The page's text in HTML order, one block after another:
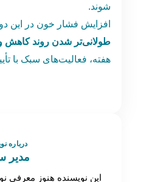
شوند.
افزایش فشار خون در این
طولانی‌تر شدن روند کاهش
هفته، فعالیت‌های سبک با
درباره
مدیر
این نویسنده هنوز معرفی